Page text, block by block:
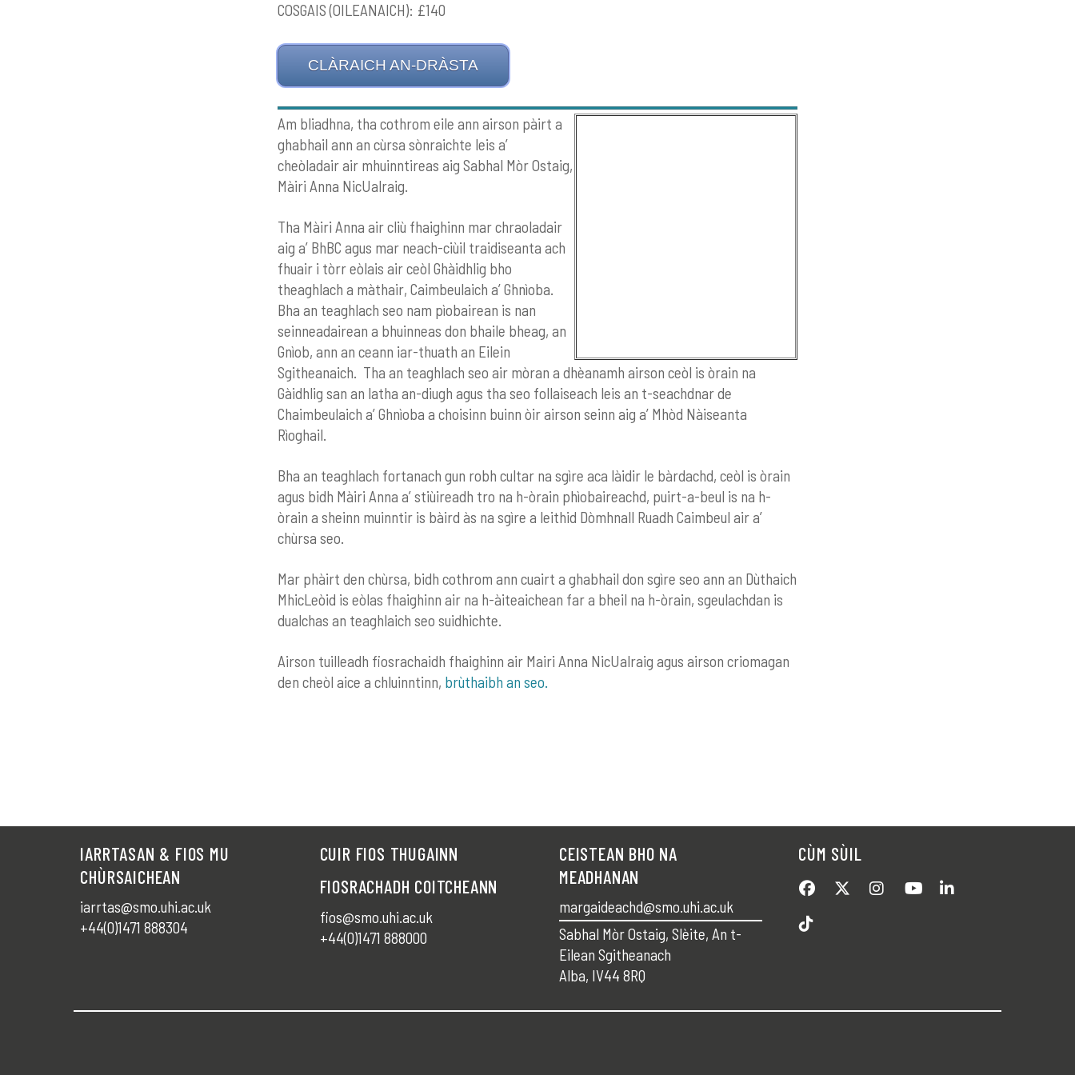
COSGAIS (OILEANAICH): £140
CLÀRAICH AN-DRÀSTA
Am bliadhna, tha cothrom eile ann airson pàirt a
ghabhail ann an cùrsa sònraichte leis a’
cheòladair air mhuinntireas aig Sabhal Mòr Ostaig,
Màiri Anna NicUalraig.
Tha Màiri Anna air cliù fhaighinn mar chraoladair
aig a’ BhBC agus mar neach-ciùil traidiseanta ach
fhuair i tòrr eòlais air ceòl Ghàidhlig bho
theaghlach a màthair, Caimbeulaich a’ Ghnìoba.
Bha an teaghlach seo nam pìobairean is nan
seinneadairean a bhuinneas don bhaile bheag, an
Gnìob, ann an ceann iar-thuath an Eilein
Sgitheanaich. Tha an teaghlach seo air mòran a dhèanamh airson ceòl is òrain na
Gàidhlig san an latha an-diugh agus tha seo follaiseach leis an t-seachdnar de
Chaimbeulaich a’ Ghnìoba a choisinn buinn òir airson seinn aig a’ Mhòd Nàiseanta
Rìoghail.
Bha an teaghlach fortanach gun robh cultar na sgìre aca làidir le bàrdachd, ceòl is òrain
agus bidh Màiri Anna a’ stiùireadh tro na h-òrain phìobaireachd, puirt-a-beul is na h-
òrain a sheinn muinntir is bàird às na sgìre a leithid Dòmhnall Ruadh Caimbeul air a’
chùrsa seo.
Mar phàirt den chùrsa, bidh cothrom ann cuairt a ghabhail don sgìre seo ann an Dùthaich
MhicLeòid is eòlas fhaighinn air na h-àiteaichean far a bheil na h-òrain, sgeulachdan is
dualchas an teaghlaich seo suidhichte.
Airson tuilleadh fiosrachaidh fhaighinn air Mairi Anna NicUalraig agus airson criomagan
den cheòl aice a chluinntinn, brùthaibh an seo.
IARRTASAN & FIOS MU
CHÙRSAICHEAN
iarrtas@smo.uhi.ac.uk
+44(0)1471 888304
CUIR FIOS THUGAINN
FIOSRACHADH COITCHEANN
fios@smo.uhi.ac.uk
+44(0)1471 888000
CEISTEAN BHO NA
MEADHANAN
margaideachd@smo.uhi.ac.uk
Sabhal Mòr Ostaig, Slèite, An t-
Eilean Sgitheanach
Alba, IV44 8RQ
CÙM SÙIL